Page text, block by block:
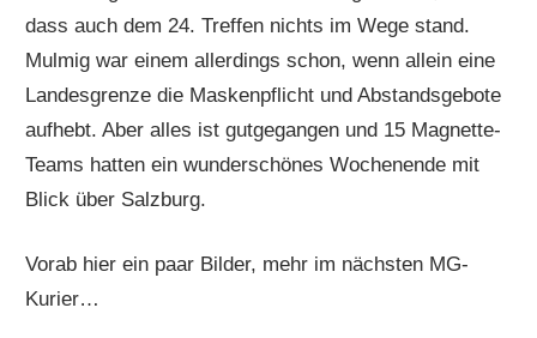
dass auch dem 24. Treffen nichts im Wege stand.
Mulmig war einem allerdings schon, wenn allein eine
Landesgrenze die Maskenpflicht und Abstandsgebote
aufhebt. Aber alles ist gutgegangen und 15 Magnette-
Teams hatten ein wunderschönes Wochenende mit
Blick über Salzburg.
Vorab hier ein paar Bilder, mehr im nächsten MG-
Kurier…